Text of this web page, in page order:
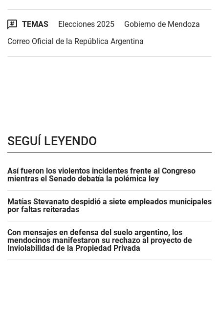
TEMAS Elecciones 2025
Gobierno de Mendoza
Correo Oficial de la República Argentina
SEGUÍ LEYENDO
Así fueron los violentos incidentes frente al Congreso
mientras el Senado debatía la polémica ley
Matías Stevanato despidió a siete empleados municipales
por faltas reiteradas
Con mensajes en defensa del suelo argentino, los
mendocinos manifestaron su rechazo al proyecto de
Inviolabilidad de la Propiedad Privada